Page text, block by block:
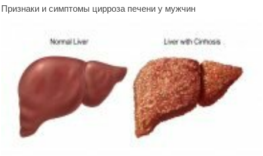
Признаки и симптомы цирроза печени у мужчин